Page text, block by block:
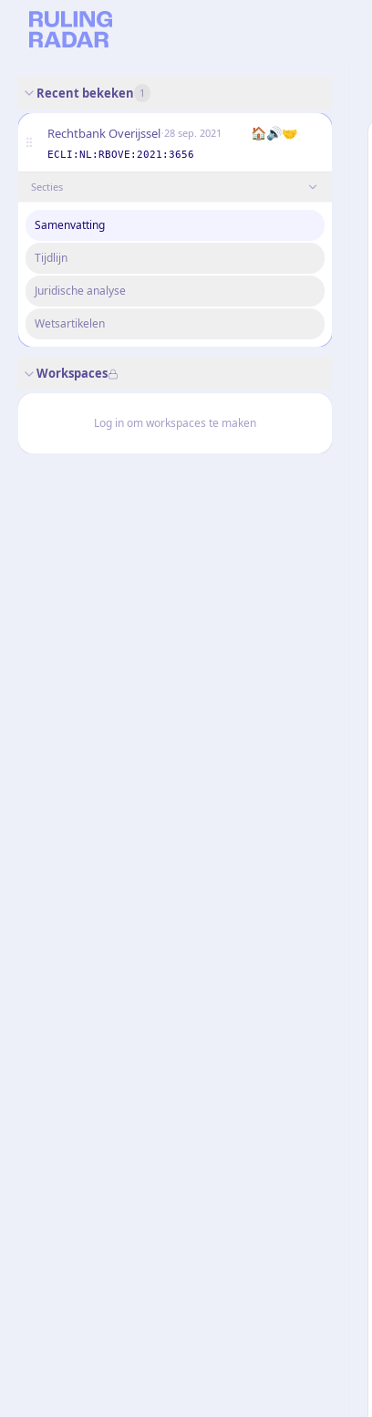
Recent bekeken 1
Rechtbank Overijssel·28 sep. 2021 🏠🔊🤝
ECLI:NL:RBOVE:2021:3656
Secties
Samenvatting
Tijdlijn
Juridische analyse
Wetsartikelen
Workspaces
Log in om workspaces te maken